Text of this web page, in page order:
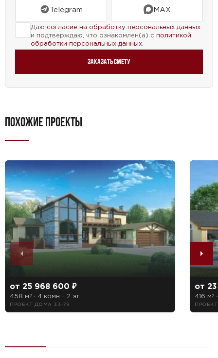
Telegram MAX
Даю согласие на обработку персональных данных
и подтверждаю, что ознакомлен(а) с политикой
обработки персональных данных.
Заказать смету
ПОХОЖИЕ ПРОЕКТЫ
от 25 968 600 ₽
458 м2 · 4 комн. · 2 эт.
ПРОЕКТ ДОМА 33-79
от
416 м2